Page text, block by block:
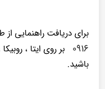
برای دریافت راهنمایی
۰۹۱۶ بر روی ایتا ،
باشید.